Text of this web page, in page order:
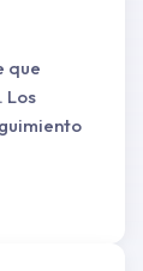
que
Los